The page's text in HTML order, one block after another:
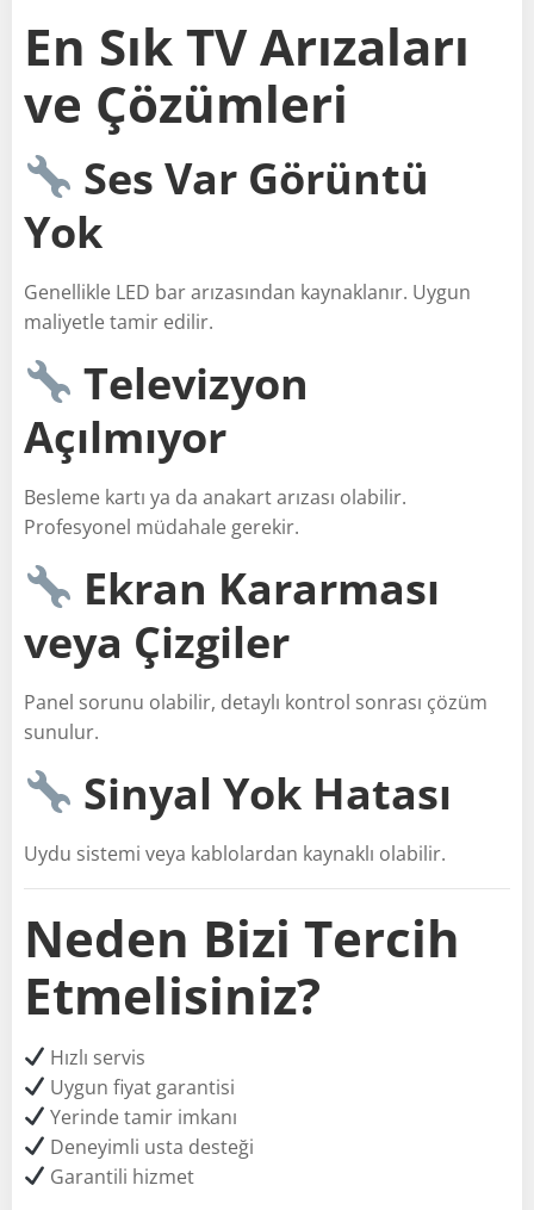
En Sık TV Arızaları
ve Çözümleri
Ses Var Görüntü
Yok
Genellikle LED bar arızasından kaynaklanır. Uygun
maliyetle tamir edilir.
Televizyon
Açılmıyor
Besleme kartı ya da anakart arızası olabilir.
Profesyonel müdahale gerekir.
Ekran Kararması
veya Çizgiler
Panel sorunu olabilir, detaylı kontrol sonrası çözüm
sunulur.
Sinyal Yok Hatası
Uydu sistemi veya kablolardan kaynaklı olabilir.
Neden Bizi Tercih
Etmelisiniz?
Hızlı servis
Uygun fiyat garantisi
Yerinde tamir imkanı
Deneyimli usta desteği
Garantili hizmet